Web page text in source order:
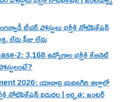
టీచర్ పోస్టులు భర్తీకి నోటిఫికేషన్
లేదు ఫీజు లేదు
2: 3,168 ఉద్యోగాల భర్తీకి కేబినెట్
2026: యాదాద్రి భువనగిరి జిల్లాలో
నోటిఫికేషన్ విడుదల | అర్హత: ఇంటర్